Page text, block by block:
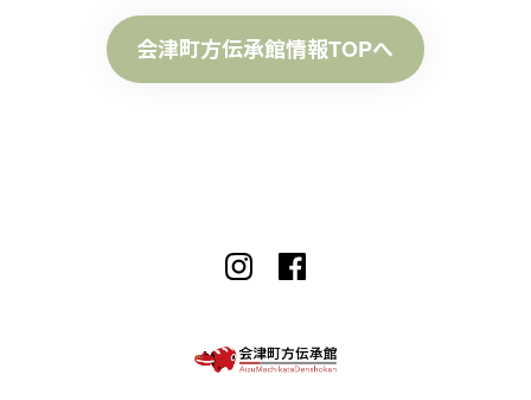
会津町方伝承館情報TOPへ